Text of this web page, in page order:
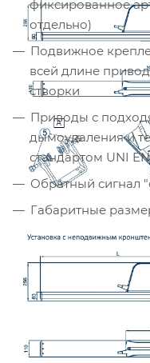
фиксированное
отдельно)
Подвижное
всей длине
створки
Приводы с
дымоудаления и
стандартом UNI EN
Обратный сигнал
Габаритные